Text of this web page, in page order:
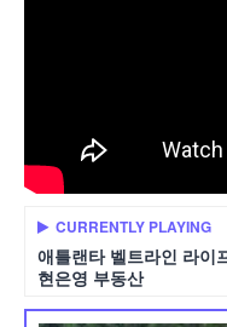
CURRENTLY PLAYING
애틀랜타 벨트라인 라이
현은영 부동산